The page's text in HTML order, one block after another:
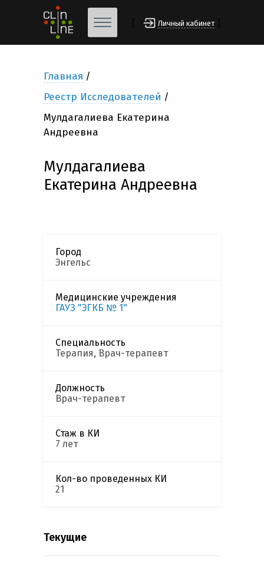
Личный кабинет
Главная
Реестр Исследователей
Мулдагалиева Екатерина
Андреевна
Мулдагалиева
Екатерина Андреевна
Город
Энгельс
Медицинские учреждения
ГАУЗ "ЭГКБ № 1"
Специальность
Терапия, Врач-терапевт
Должность
Врач-терапевт
Стаж в КИ
7 лет
Кол-во проведенных КИ
21
Текущие